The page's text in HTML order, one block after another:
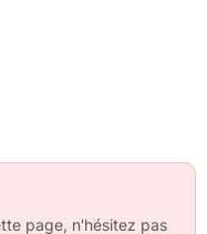
page, n'hésitez pas